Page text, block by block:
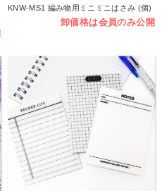
KNW-MS1 編み物用ミニミニはさみ (個)
卸価格は会員のみ公開